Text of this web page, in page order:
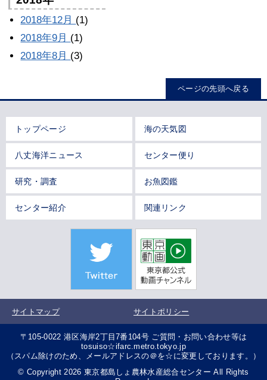
2018年12月 (1)
2018年9月 (1)
2018年8月 (3)
ページの先頭へ戻る
トップページ 海の天気図
八丈海洋ニュース センター便り
研究・調査 お魚図鑑
センター紹介 関連リンク
サイトマップ サイトポリシー
〒105-0022 港区海岸2丁目7番104号 ご質問・お問い合わせ等は
tosuiso☆ifarc.metro.tokyo.jp
（スパム除けのため、メールアドレスの＠を☆に変更しております。）
© Copyright 2026 東京都島しょ農林水産総合センター All Rights